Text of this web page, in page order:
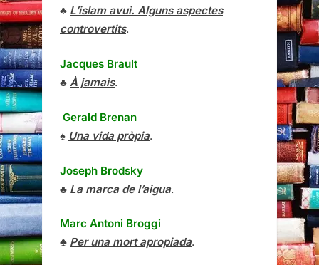
♣ L’islam avui. Alguns aspectes
controvertits.
Jacques Brault
♣ À jamais.
Gerald Brenan
♠ Una vida pròpia.
Joseph Brodsky
♣ La marca de l’aigua.
Marc Antoni Broggi
♣ Per una mort apropiada.